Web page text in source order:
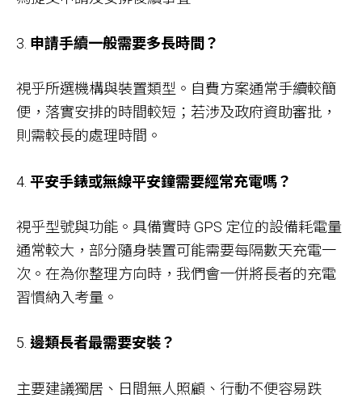
3. 申請手續一般需要多長時間？
視乎所選機構與裝置類型。自費方案通常手續較簡
便，落實安排的時間較短；若涉及政府資助審批，
則需較長的處理時間。
4. 平安手錶或無線平安鐘需要經常充電嗎？
視乎型號與功能。具備實時 GPS 定位的設備耗電量
通常較大，部分隨身裝置可能需要每隔數天充電一
次。在為你整理方向時，我們會一併將長者的充電
習慣納入考量。
5. 邊類長者最需要安裝？
主要建議獨居、日間無人照顧、行動不便容易跌